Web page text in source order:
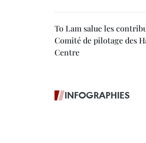
To Lam salue les
Comité de pilotage des
Centre
INFOGRAPHIES